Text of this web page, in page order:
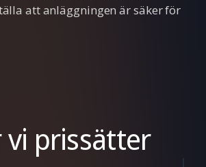
att anläggningen är säker för
vi prissätter